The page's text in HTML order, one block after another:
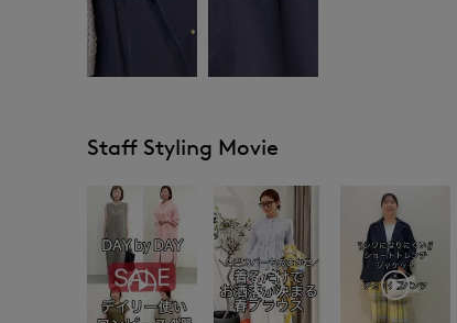
Staff Styling Movie